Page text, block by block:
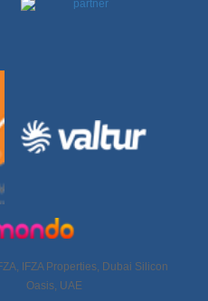
IFZA Properties, Dubai Silicon
Oasis, UAE